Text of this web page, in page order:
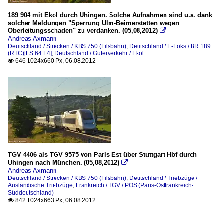
189 904 mit Ekol durch Uhingen. Solche Aufnahmen sind u.a. dank
solcher Meldungen "Sperrung Ulm-Beimerstetten wegen
Oberleitungsschaden" zu verdanken. (05,08,2012) 
Andreas Axmann
Deutschland / Strecken / KBS 750 (Filsbahn), Deutschland / E-Loks / BR 189
(RTC)[ES 64 F4], Deutschland / Güterverkehr / Ekol
 646 1024x660 Px, 06.08.2012
TGV 4406 als TGV 9575 von Paris Est über Stuttgart Hbf durch
Uhingen nach München. (05,08,2012) 
Andreas Axmann
Deutschland / Strecken / KBS 750 (Filsbahn), Deutschland / Triebzüge /
Ausländische Triebzüge, Frankreich / TGV / POS (Paris-Ostfrankreich-
Süddeutschland)
 842 1024x663 Px, 06.08.2012